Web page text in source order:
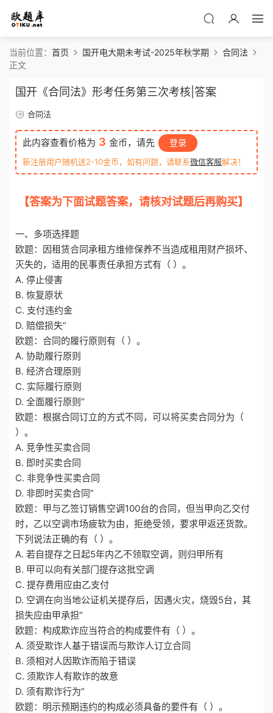
当前位置： 首页 国开电大期未考试-2025年秋学期
合同法
正文
国开《合同法》形考任务第三次考核|答案
合同法
此内容查看价格为 3 金币，请先 登录
新注册用户随机送2-10金币，如有问题，请联系微信客服解决！
【答案为下面试题答案，请核对试题后再购买】
一、多项选择题
欧题：因租赁合同承租方维修保养不当造成租用财产损坏、
灭失的，适用的民事责任承担方式有（ ）。
A. 停止侵害
B. 恢复原状
C. 支付违约金
D. 赔偿损失”
欧题：合同的履行原则有（ ）。
A. 协助履行原则
B. 经济合理原则
C. 实际履行原则
D. 全面履行原则”
欧题：根据合同订立的方式不同，可以将买卖合同分为（
）。
A. 竞争性买卖合同
B. 即时买卖合同
C. 非竞争性买卖合同
D. 非即时买卖合同”
欧题：甲与乙签订销售空调100台的合同，但当甲向乙交付
时，乙以空调市场疲软为由，拒绝受领，要求甲返还货款。
下列说法正确的有（ ）。
A. 若自提存之日起5年内乙不领取空调，则归甲所有
B. 甲可以向有关部门提存这批空调
C. 提存费用应由乙支付
D. 空调在向当地公证机关提存后，因遇火灾，烧毁5台，其
损失应由甲承担”
欧题：构成欺诈应当符合的构成要件有（ ）。
A. 须受欺诈人基于错误而与欺诈人订立合同
B. 须相对人因欺诈而陷于错误
C. 须欺诈人有欺诈的故意
D. 须有欺诈行为”
欧题：明示预期违约的构成必须具备的要件有（ ）。